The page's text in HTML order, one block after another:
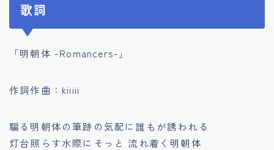
歌詞
「明朝体 -Romancers-」
作詞作曲：kiiiii
騙る明朝体の筆跡の気配に誰もが誘われる
灯台照らす水際にそっと 流れ着く明朝体